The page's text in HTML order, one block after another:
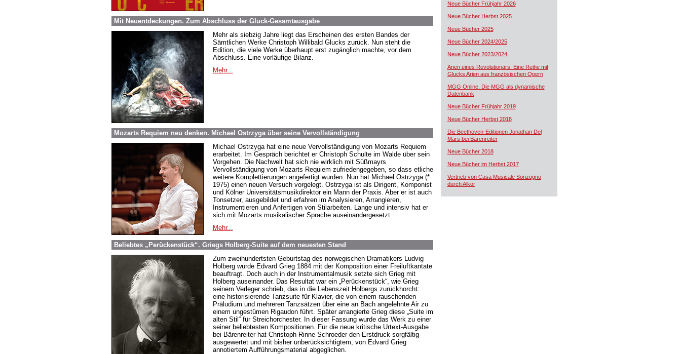
Mit Neuentdeckungen. Zum Abschluss der Gluck-Gesamtausgabe
Mehr als siebzig Jahre liegt das Erscheinen des ersten Bandes der
Sämtlichen Werke Christoph Willibald Glucks zurück. Nun steht die
Edition, die viele Werke überhaupt erst zugänglich machte, vor dem
Abschluss. Eine vorläufige Bilanz.
Mehr...
Mozarts Requiem neu denken. Michael Ostrzyga über seine Vervollständigung
Michael Ostrzyga hat eine neue Vervollständigung von Mozarts Requiem
erarbeitet. Im Gespräch berichtet er Christoph Schulte im Walde über sein
Vorgehen. Die Nachwelt hat sich nie wirklich mit Süßmayrs
Vervollständigung von Mozarts Requiem zufriedengegeben, so dass etliche
weitere Komplettierungen angefertigt wurden. Nun hat Michael Ostrzyga (*
1975) einen neuen Versuch vorgelegt. Ostrzyga ist als Dirigent, Komponist
und Kölner Universitätsmusikdirektor ein Mann der Praxis. Aber er ist auch
Tonsetzer, ausgebildet und erfahren im Analysieren, Arrangieren,
Instrumentieren und Anfertigen von Stilarbeiten. Lange und intensiv hat er
sich mit Mozarts musikalischer Sprache auseinandergesetzt.
Mehr...
Beliebtes „Perückenstück“. Griegs Holberg-Suite auf dem neuesten Stand
Zum zweihundertsten Geburtstag des norwegischen Dramatikers Ludvig
Holberg wurde Edvard Grieg 1884 mit der Komposition einer Freiluftkantate
beauftragt. Doch auch in der Instrumentalmusik setzte sich Grieg mit
Holberg auseinander. Das Resultat war ein „Perückenstück“, wie Grieg
seinem Verleger schrieb, das in die Lebenszeit Holbergs zurückhorcht:
eine historisierende Tanzsuite für Klavier, die von einem rauschenden
Präludium und mehreren Tanzsätzen über eine an Bach angelehnte Air zu
einem ungestümen Rigaudon führt. Später arrangierte Grieg diese „Suite im
alten Stil“ für Streichorchester. In dieser Fassung wurde das Werk zu einer
seiner beliebtesten Kompositionen. Für die neue kritische Urtext-Ausgabe
bei Bärenreiter hat Christoph Rinne-Schroeder den Erstdruck sorgfältig
ausgewertet und mit bisher unberücksichtigtem, von Edvard Grieg
annotiertem Aufführungsmaterial abgeglichen.
Neue Bücher Frühjahr 2026
Neue Bücher Herbst 2025
Neue Bücher 2025
Neue Bücher 2024/2025
Neue Bücher 2023/2024
Arien eines Revolutionärs. Eine Reihe mit
Glucks Arien aus französischen Opern
MGG Online. Die MGG als dynamische
Datenbank
Neue Bücher Frühjahr 2019
Neue Bücher Herbst 2018
Die Beethoven-Editionen Jonathan Del
Mars bei Bärenreiter
Neue Bücher 2018
Neue Bücher im Herbst 2017
Vertrieb von Casa Musicale Sonzogno
durch Alkor